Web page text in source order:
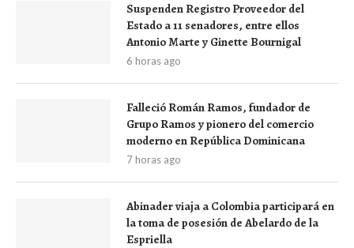
Suspenden Registro Proveedor del
Estado a 11 senadores, entre ellos
Antonio Marte y Ginette Bournigal
6 horas ago
Falleció Román Ramos, fundador de
Grupo Ramos y pionero del comercio
moderno en República Dominicana
7 horas ago
Abinader viaja a Colombia participará en
la toma de posesión de Abelardo de la
Espriella